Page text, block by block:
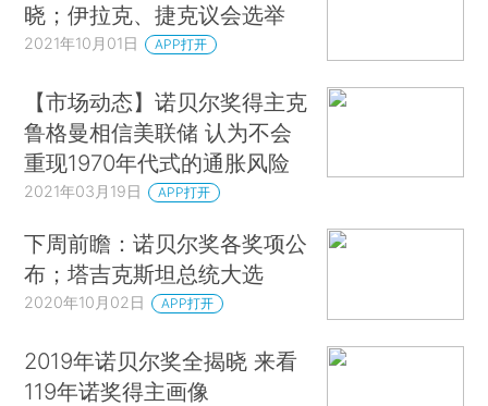
晓；伊拉克、捷克议会选举
2021年10月01日 APP打开
【市场动态】诺贝尔奖得主克
鲁格曼相信美联储 认为不会
重现1970年代式的通胀风险
2021年03月19日 APP打开
下周前瞻：诺贝尔奖各奖项公
布；塔吉克斯坦总统大选
2020年10月02日 APP打开
2019年诺贝尔奖全揭晓 来看
119年诺奖得主画像